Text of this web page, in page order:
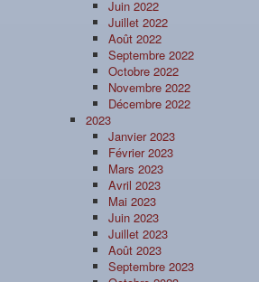
Juin 2022
Juillet 2022
Août 2022
Septembre 2022
Octobre 2022
Novembre 2022
Décembre 2022
2023
Janvier 2023
Février 2023
Mars 2023
Avril 2023
Mai 2023
Juin 2023
Juillet 2023
Août 2023
Septembre 2023